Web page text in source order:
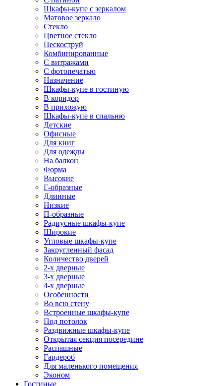
Шкафы-купе с зеркалом
Матовое зеркало
Стекло
Цветное стекло
Пескоструй
Комбинированные
С витражами
С фотопечатью
Назначение
Шкафы-купе в гостиную
В коридор
В прихожую
Шкафы-купе в спальню
Детские
Офисные
Для книг
Для одежды
На балкон
Форма
Высокие
Г-образные
Длинные
Низкие
П-образные
Радиусные шкафы-купе
Широкие
Угловые шкафы-купе
Закругленный фасад
Количество дверей
2-х дверные
3-х дверные
4-х дверные
Особенности
Во всю стену
Встроенные шкафы-купе
Под потолок
Раздвижные шкафы-купе
Открытая секция посередине
Распашные
Гардероб
Для маленького помещения
Эконом
Гостиные